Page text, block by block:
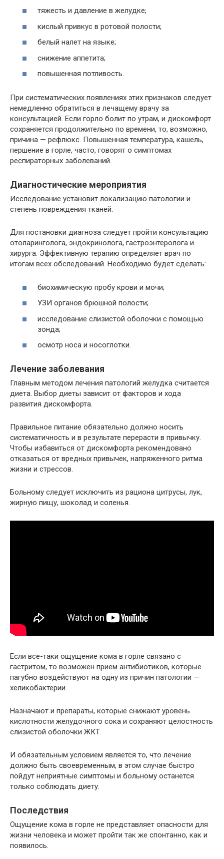
тяжесть и давление в желудке;
кислый привкус в ротовой полости;
белый налет на языке;
снижение аппетита;
повышенная потливость.
При систематических появлениях этих признаков следует
немедленно обратиться в лечащему врачу за
консультацией. Если горло болит по утрам, и дискомфорт
сохраняется продолжительно по времени, то, возможно,
причина — рефлюкс. Повышенная температура, кашель,
першение в горле, часто, говорят о симптомах
респираторных заболеваний.
Диагностические мероприятия
Исследование установит локализацию патологии и
степень повреждения тканей.
Для постановки диагноза следует пройти консультацию
отоларинголога, эндокринолога, гастроэнтеролога и
хирурга. Эффективную терапию определяет врач по
итогам всех обследований. Необходимо будет сделать:
биохимическую пробу крови и мочи;
УЗИ органов брюшной полости;
исследование слизистой оболочки с помощью
зонда;
осмотр носа и носоглотки.
Лечение заболевания
Главным методом лечения патологий желудка считается
диета. Выбор диеты зависит от факторов и хода
развития дискомфорта.
Правильное питание обязательно должно носить
систематичность и в результате перерасти в привычку.
Чтобы избавиться от дискомфорта рекомендовано
отказаться от вредных привычек, напряженного ритма
жизни и стрессов.
Больному следует исключить из рациона цитрусы, лук,
жирную пищу, шоколад и соленья.
Если все-таки ощущение кома в горле связано с
гастритом, то возможен прием антибиотиков, которые
пагубно воздействуют на одну из причин патологии —
хеликобактерии.
Назначают и препараты, которые снижают уровень
кислотности желудочного сока и сохраняют целостность
слизистой оболочки ЖКТ.
И обязательным условием является то, что лечение
должно быть своевременным, в этом случае быстро
пойдут неприятные симптомы и больному останется
только соблюдать диету.
Последствия
Ощущение кома в горле не представляет опасности для
жизни человека и может пройти так же спонтанно, как и
появилось.